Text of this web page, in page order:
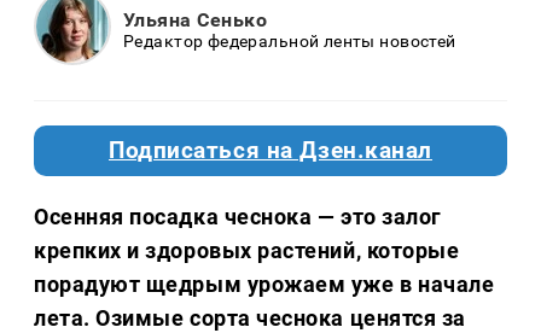
Ульяна Сенько
Редактор федеральной ленты новостей
Подписаться на Дзен.канал
Осенняя посадка чеснока — это залог
крепких и здоровых растений, которые
порадуют щедрым урожаем уже в начале
лета. Озимые сорта чеснока ценятся за